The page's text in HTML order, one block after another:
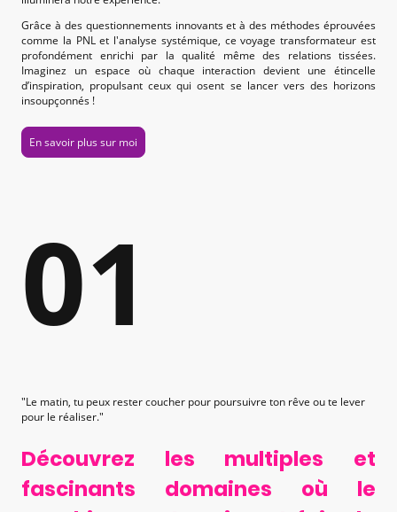
Grâce à des questionnements innovants et à des méthodes éprouvées
comme la PNL et l'analyse systémique, ce voyage transformateur est
profondément enrichi par la qualité même des relations tissées.
Imaginez un espace où chaque interaction devient une étincelle
d’inspiration, propulsant ceux qui osent se lancer vers des horizons
insoupçonnés !
En savoir plus sur moi
01
"Le matin, tu peux rester coucher pour poursuivre ton rêve ou te lever
pour le réaliser."
Découvrez les multiples et
fascinants domaines où le